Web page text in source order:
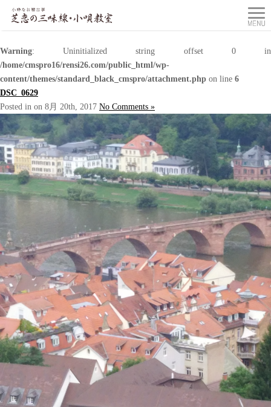
Warning: Uninitialized string offset 0 in
/home/cmspro16/rensi26.com/public_html/wp-
content/themes/standard_black_cmspro/attachment.php on line 6
DSC_0629
Posted in on 8月 20th, 2017 No Comments »